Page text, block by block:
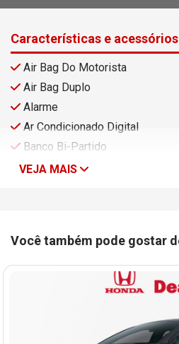
Características e acessórios
Air Bag Do Motorista
Air Bag Duplo
Alarme
Ar Condicionado Digital
Banco Bi-Partido
VEJA MAIS
Você também pode gostar